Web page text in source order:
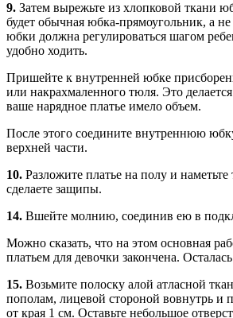
9. Затем вырежьте из хлопковой ткани
будет обычная юбка-прямоугольник, а
юбки должна регулироваться шагом
удобно ходить.
Пришейте к внутренней юбке
или накрахмаленного тюля. Это
ваше нарядное платье имело объем.
После этого соедините внутреннюю
верхней части.
10. Разложите платье на полу и
сделаете защипы.
14. Вшейте молнию, соединив ею в
Можно сказать, что на этом основная
платьем для девочки закончена.
15. Возьмите полоску алой атласной
пополам, лицевой стороной вовнутрь и
от края 1 см. Оставьте небольшое